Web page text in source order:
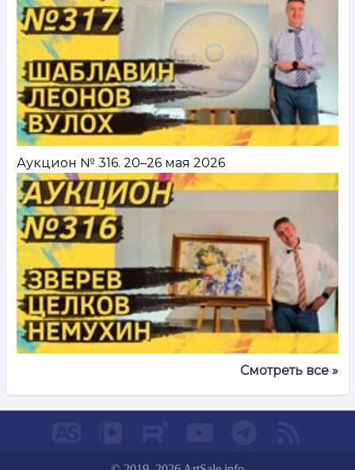
Аукцион № 316. 20–26 мая 2026
Смотреть все »